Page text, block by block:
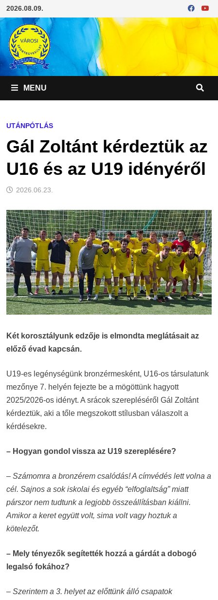
Skip
to
content
2026.08.09.
MENU
UTÁNPÓTLÁS
Gál Zoltánt kérdeztük az
U16 és az U19 idényéről
2026.06.23.
Két korosztályunk edzője is elmondta meglátásait az
előző évad kapcsán.
U19-es legénységünk bronzérmesként, U16-os társulatunk
mezőnye 7. helyén fejezte be a mögöttünk hagyott
2025/2026-os idényt. A srácok szerepléséről Gál Zoltánt
kérdeztük, aki a tőle megszokott stílusban válaszolt a
kérdésekre.
– Hogyan gondol vissza az U19 szereplésére?
– Számomra a bronzérem csalódás! A címvédés lett volna a
cél. Sajnos a sok iskolai és egyéb “elfoglaltság” miatt
párszor nem tudtunk a legjobb összeállításban kiállni.
Amikor a keret együtt volt, sima volt vagy hoztuk a
kötelezőt.
– Mely tényezők segítették hozzá a gárdát a dobogó
legalsó fokához?
– Szerintem a 3. helyet az előttünk álló csapatok